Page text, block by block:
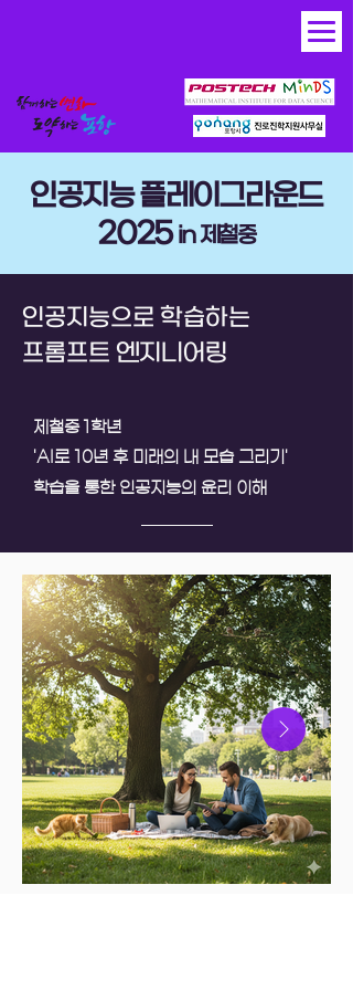
​인공지능 플레이그라운드
2025in 제철중
인공지능으로 학습하는
​프롬프트 엔지니어링
제철중 1학년
'AI로 10년 후 미래의 내 모습 그리기'
학습을 통한 인공지능의 윤리 이해